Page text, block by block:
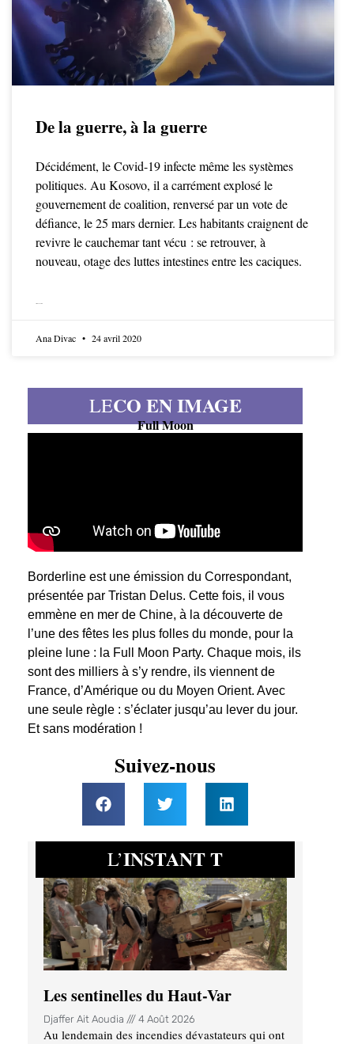
De la guerre, à la guerre
Décidément, le Covid-19 infecte même les systèmes
politiques. Au Kosovo, il a carrément explosé le
gouvernement de coalition, renversé par un vote de
défiance, le 25 mars dernier. Les habitants craignent de
revivre le cauchemar tant vécu : se retrouver, à
nouveau, otage des luttes intestines entre les caciques.
Ana Divac 24 avril 2020
LECO EN IMAGE
Full Moon
Borderline est une émission du Correspondant,
présentée par Tristan Delus. Cette fois, il vous
emmène en mer de Chine, à la découverte de
l’une des fêtes les plus folles du monde, pour la
pleine lune : la Full Moon Party. Chaque mois, ils
sont des milliers à s’y rendre, ils viennent de
France, d’Amérique ou du Moyen Orient. Avec
une seule règle : s’éclater jusqu’au lever du jour.
Et sans modération !
Suivez-nous
L’INSTANT T
Les sentinelles du Haut-Var
Djaffer Ait Aoudia 4 Août 2026
Au lendemain des incendies dévastateurs qui ont